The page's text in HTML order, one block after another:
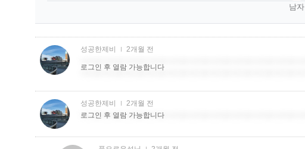
남자